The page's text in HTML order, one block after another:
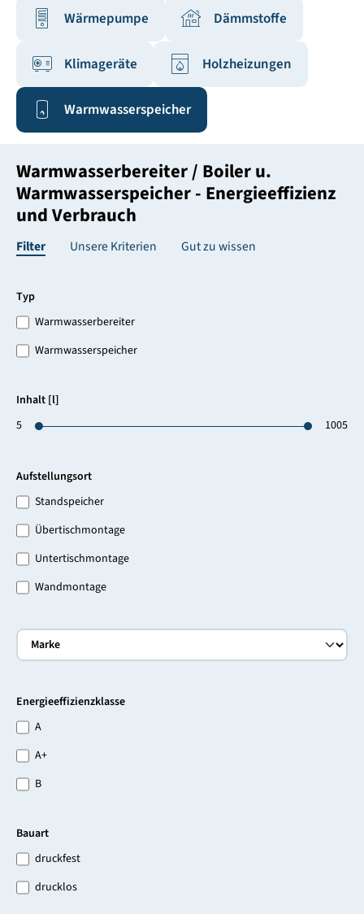
Wärmepumpe Dämmstoffe
Klimageräte Holzheizungen
Warmwasserspeicher
Warmwasserbereiter / Boiler u.
Warmwasserspeicher - Energieeffizienz
und Verbrauch
Filter Unsere Kriterien Gut zu wissen
Typ
Warmwasserbereiter
Warmwasserspeicher
Inhalt [l]
5
1005
Aufstellungsort
Standspeicher
Übertischmontage
Untertischmontage
Wandmontage
Energieeffizienzklasse
A
A+
B
Bauart
druckfest
drucklos